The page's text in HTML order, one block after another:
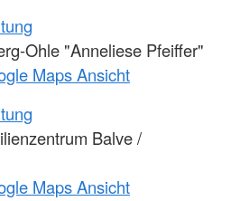
Ohle "Anneliese Pfeiffer"
Maps Ansicht
Balve /
Maps Ansicht